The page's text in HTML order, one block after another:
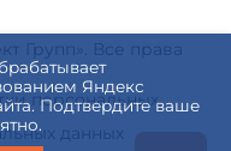
Яндекс
Подтвердите ваше
Групп». Все права
персональных
данных